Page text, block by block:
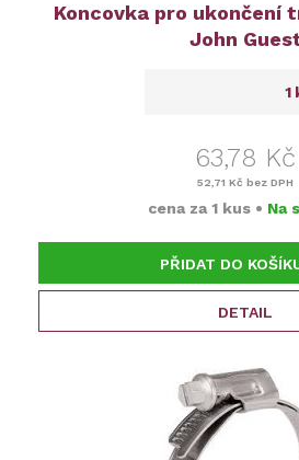
Koncovka pro ukončení
John
63,78 Kč
52,71 Kč bez DPH
cena za 1 kus • Na
PŘIDAT DO
DETAIL